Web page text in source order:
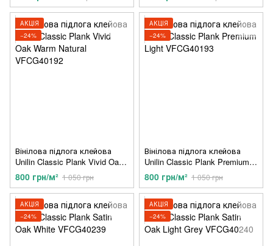
АКЦІЯ
−24%
Вінілова підлога клейова
Unilin Classic Plank Vivid Oak
Warm Natural VFCG40192
800 грн/м² 1 050 грн
АКЦІЯ
−24%
Вінілова підлога клейова
Unilin Classic Plank Premium
Light VFCG40193
800 грн/м² 1 050 грн
АКЦІЯ
−24%
АКЦІЯ
−24%